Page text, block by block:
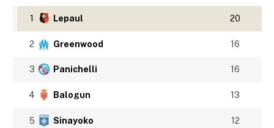
1 Lepaul 20
2 Greenwood 16
3 Panichelli 16
4 Balogun 13
5 Sinayoko 12